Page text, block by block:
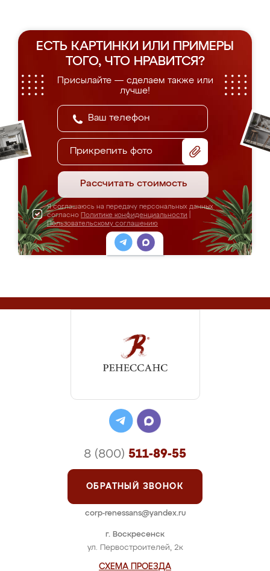
ЕСТЬ КАРТИНКИ ИЛИ ПРИМЕРЫ
ТОГО, ЧТО НРАВИТСЯ?
Присылайте — сделаем также или
лучше!
Прикрепить фото
Рассчитать стоимость
Я соглашаюсь на передачу персональных данных
согласно Политике конфиденциальности
Пользовательскому соглашению
г. Воскресенск
ул. Первостроителей, 2к
СХЕМА ПРОЕЗДА
8 (800) 511-89-55
ОБРАТНЫЙ ЗВОНОК
corp-renessans@yandex.ru